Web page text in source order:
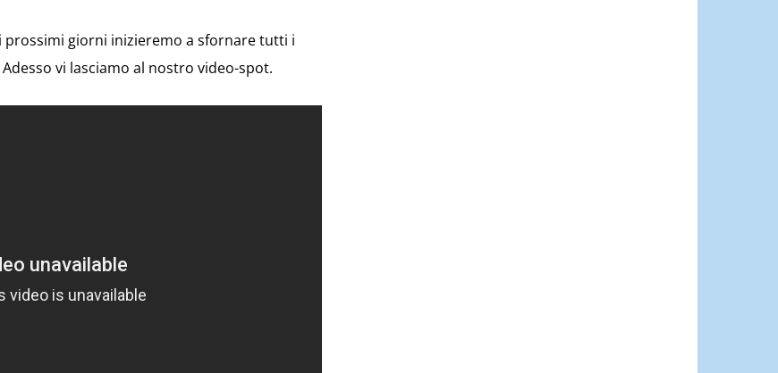
giorni inizieremo a sfornare tutti i
vi lasciamo al nostro video-spot.